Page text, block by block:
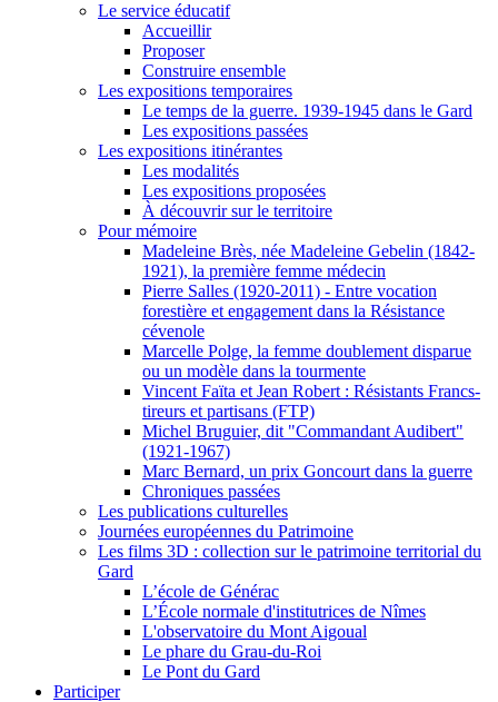
Le service éducatif
Accueillir
Proposer
Construire ensemble
Les expositions temporaires
Le temps de la guerre. 1939-1945 dans le Gard
Les expositions passées
Les expositions itinérantes
Les modalités
Les expositions proposées
À découvrir sur le territoire
Pour mémoire
Madeleine Brès, née Madeleine Gebelin (1842-
1921), la première femme médecin
Pierre Salles (1920-2011) - Entre vocation
forestière et engagement dans la Résistance
cévenole
Marcelle Polge, la femme doublement disparue
ou un modèle dans la tourmente
Vincent Faïta et Jean Robert : Résistants Francs-
tireurs et partisans (FTP)
Michel Bruguier, dit "Commandant Audibert"
(1921-1967)
Marc Bernard, un prix Goncourt dans la guerre
Chroniques passées
Les publications culturelles
Journées européennes du Patrimoine
Les films 3D : collection sur le patrimoine territorial du
Gard
L’école de Générac
L’École normale d'institutrices de Nîmes
L'observatoire du Mont Aigoual
Le phare du Grau-du-Roi
Le Pont du Gard
Participer